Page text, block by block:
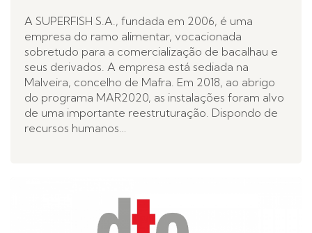
A SUPERFISH S.A., fundada em 2006, é uma
empresa do ramo alimentar, vocacionada
sobretudo para a comercialização de bacalhau e
seus derivados. A empresa está sediada na
Malveira, concelho de Mafra. Em 2018, ao abrigo
do programa MAR2020, as instalações foram alvo
de uma importante reestruturação. Dispondo de
recursos humanos…